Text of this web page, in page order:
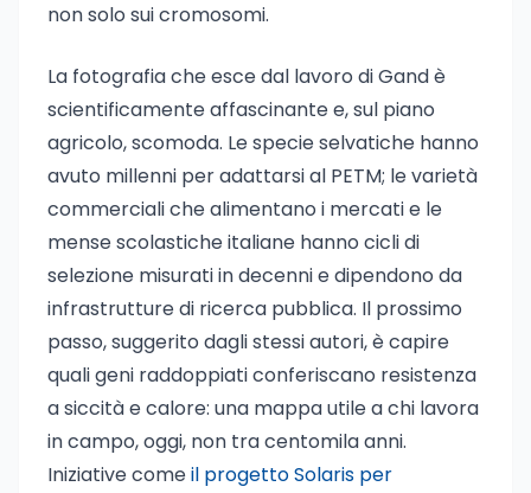
non solo sui cromosomi.
La fotografia che esce dal lavoro di Gand è
scientificamente affascinante e, sul piano
agricolo, scomoda. Le specie selvatiche hanno
avuto millenni per adattarsi al PETM; le varietà
commerciali che alimentano i mercati e le
mense scolastiche italiane hanno cicli di
selezione misurati in decenni e dipendono da
infrastrutture di ricerca pubblica. Il prossimo
passo, suggerito dagli stessi autori, è capire
quali geni raddoppiati conferiscano resistenza
a siccità e calore: una mappa utile a chi lavora
in campo, oggi, non tra centomila anni.
Iniziative comeil progetto Solaris per